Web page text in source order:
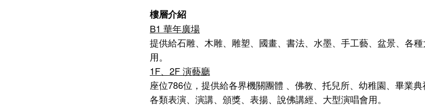
樓層介紹
B1 華年廣場
提供給石雕、木雕、雕塑、國畫、書法、水墨、手工藝、盆景、各
用。
1F、2F 演藝廳
座位786位，提供給各界機關團體 、佛教、托兒所、幼稚園、畢業典
各類表演、演講、頒獎、表揚、說佛講經、大型演唱會用。